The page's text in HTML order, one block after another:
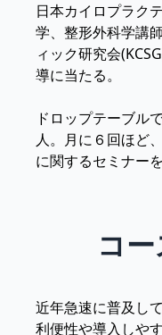
日本カイロプラク
学、整形外科学講
ィック研究会
導に当たる。
ドロップテーブル
人。月に６回ほど
に関するセミナー
コ
近年急速に普及し
利便性や導入しや